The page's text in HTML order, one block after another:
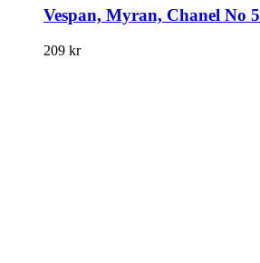
Vespan, Myran, Chanel No 5
209 kr